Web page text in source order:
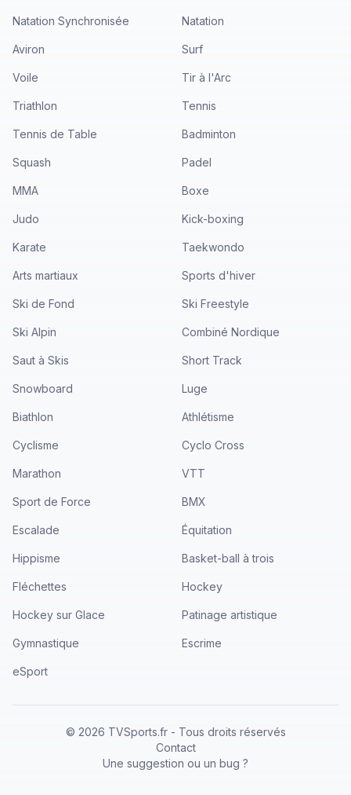
Natation Synchronisée Natation
Aviron Surf
Voile Tir à l'Arc
Triathlon Tennis
Tennis de Table Badminton
Squash Padel
MMA Boxe
Judo Kick-boxing
Karate Taekwondo
Arts martiaux Sports d'hiver
Ski de Fond Ski Freestyle
Ski Alpin Combiné Nordique
Saut à Skis Short Track
Snowboard Luge
Biathlon Athlétisme
Cyclisme Cyclo Cross
Marathon VTT
Sport de Force BMX
Escalade Équitation
Hippisme Basket-ball à trois
Fléchettes Hockey
Hockey sur Glace Patinage artistique
Gymnastique Escrime
eSport
© 2026 TVSports.fr - Tous droits réservés
Contact
Une suggestion ou un bug ?